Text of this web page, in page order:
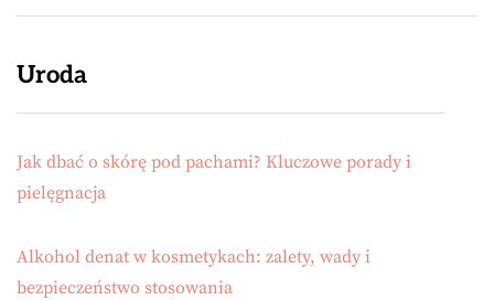
Uroda
Jak dbać o skórę pod pachami? Kluczowe porady i
pielęgnacja
Alkohol denat w kosmetykach: zalety, wady i
bezpieczeństwo stosowania